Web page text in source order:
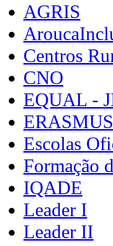
AGRIS
Centros
CNO
EQUAL -
Escolas
Formação
IQADE
Leader I
Leader II